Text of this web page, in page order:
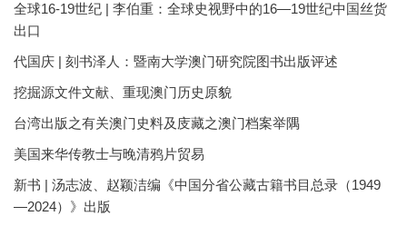
全球16-19世纪 | 李伯重：全球史视野中的16—19世纪中国丝货
出口
代国庆 | 刻书泽人：暨南大学澳门研究院图书出版评述
挖掘源文件文献、重现澳门历史原貌
台湾出版之有关澳门史料及庋藏之澳门档案举隅
美国来华传教士与晚清鸦片贸易
新书 | 汤志波、赵颖洁编《中国分省公藏古籍书目总录（1949
—2024）》出版